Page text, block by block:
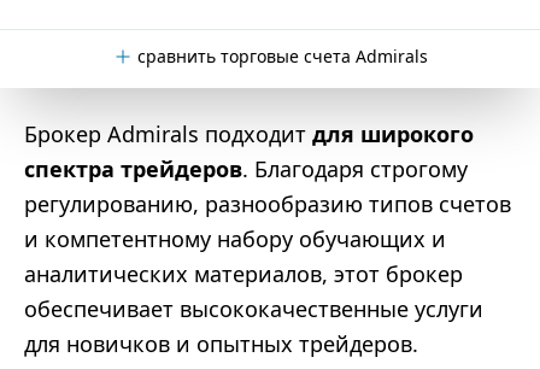
сравнить торговые счета Admirals
Брокер Admirals подходит для широкого
спектра трейдеров. Благодаря строгому
регулированию, разнообразию типов счетов
и компетентному набору обучающих и
аналитических материалов, этот брокер
обеспечивает высококачественные услуги
для новичков и опытных трейдеров.